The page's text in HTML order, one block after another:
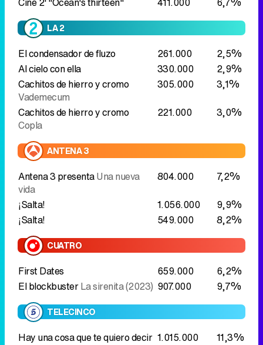
LA 2
El condensador de fluzo 261.000
2,5%
Al cielo con ella
330.000
2,9%
Cachitos de hierro y cromo
Vademecum
305.000
3,1%
Cachitos de hierro y cromo
Copla
221.000 3,0%
ANTENA 3
Antena 3 presentaUna nueva
vida
804.000
7,2%
¡Salta!
1.056.000
9,9%
¡Salta!
549.000 8,2%
CUATRO
First Dates 659.000
6,2%
El blockbusterLa sirenita (2023) 907.000 9,7%
TELECINCO
Hay una cosa que te quiero decir 1.015.000 11,3%